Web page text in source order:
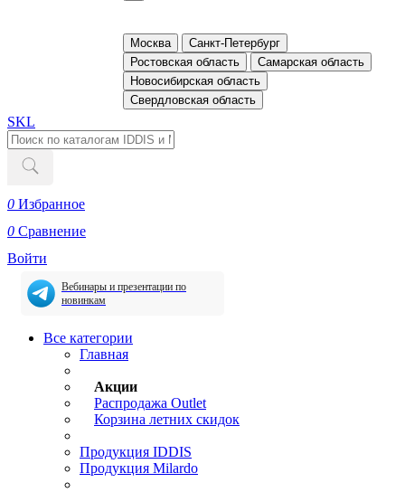
Москва
Санкт-Петербург
Ростовская область
Самарская область
Новосибирская область
Свердловская область
SKL
0 Избранное
0 Сравнение
Войти
Вебинары и презентации по
новинкам
Все категории
Главная
Акции
Распродажа Outlet
Корзина летних скидок
Продукция IDDIS
Продукция Milardo